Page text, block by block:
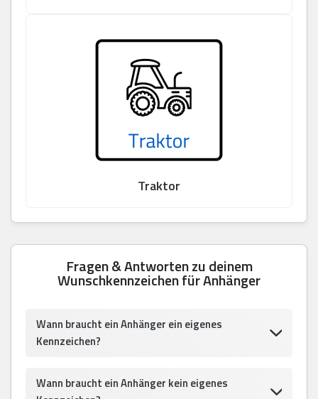
Traktor
Fragen & Antworten zu deinem
Wunschkennzeichen für Anhänger
Wann braucht ein Anhänger ein eigenes
Kennzeichen?
Wann braucht ein Anhänger kein eigenes